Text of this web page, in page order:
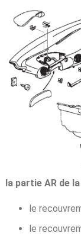
la partie AR de
le
le